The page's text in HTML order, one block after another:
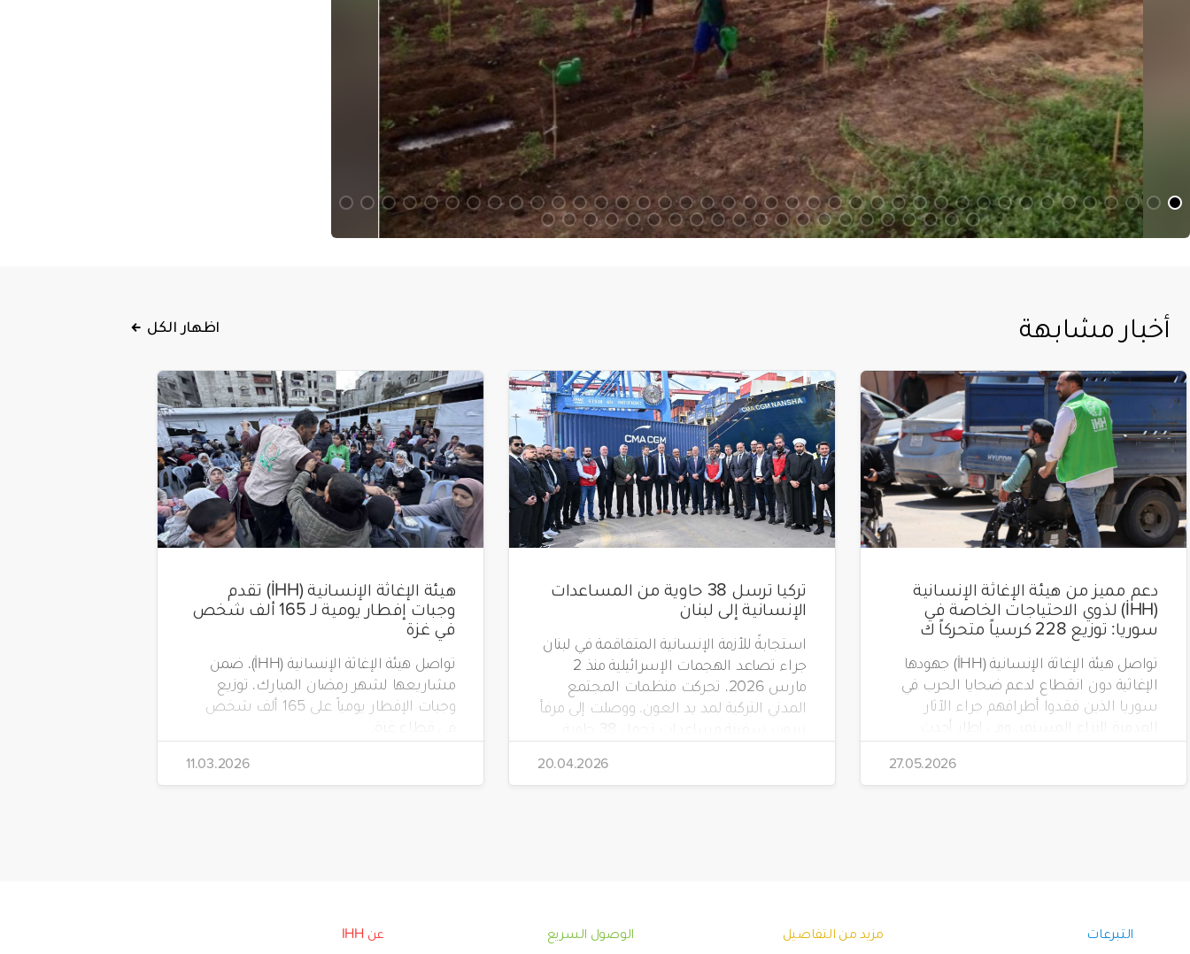
أخبار مشابهة اظهار الكل
دعم مميز من هيئة الإغاثة الإنسانية
(İHH) لذوي الاحتياجات الخاصة في
سوريا: توزيع 228 كرسياً متحركاً ك
تواصل هيئة الإغاثة الإنسانية (İHH) جهودها
الإغاثية دون انقطاع لدعم ضحايا الحرب في
سوريا الذين فقدوا أطرافهم جراء الآثار
المدمرة للنزاع المستمر. وفي إطار أحدث
مشاريعها، قامت الهيئة بتوزيع 228 كرسياً
متحركاً كهربائياً على أشخاص من ذوي
الاحتياجات الخاصة يعيشون في ظروف
27.05.2026
تركيا ترسل 38 حاوية من المساعدات
الإنسانية إلى لبنان
استجابةً للأزمة الإنسانية المتفاقمة في لبنان
جراء تصاعد الهجمات الإسرائيلية منذ 2
مارس 2026، تحركت منظمات المجتمع
المدني التركية لمد يد العون. ووصلت إلى مرفأ
تضم مواد إغاثية عاجلة، بتنظيم من جمعية
"صدقة طاشي" (Sadakataşı) وبالتعاون مع
هيئة الإغاثة الإنسانية (İHH)، ووقف الأيتام
20.04.2026
هيئة الإغاثة الإنسانية (İHH) تقدم
وجبات إفطار يومية لـ 165 ألف شخص
في غزة
تواصل هيئة الإغاثة الإنسانية (İHH)، ضمن
مشاريعها لشهر رمضان المبارك، توزيع
وجبات الإفطار يومياً على 165 ألف شخص
في قطاع غزة.
11.03.2026
التبرعات مزيد من التفاصيل الوصول السريع عن IHH